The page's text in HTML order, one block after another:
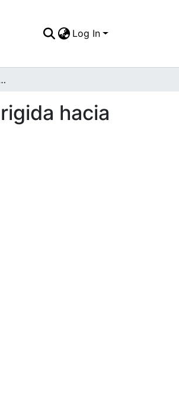
Log In
gafas y su mirada dirigida hacia la cámara
hacia